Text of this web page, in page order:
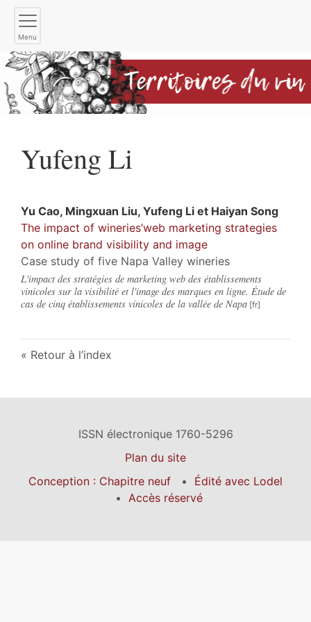
Menu
Yufeng Li
Yu Cao, Mingxuan Liu, Yufeng Li et Haiyan Song
The impact of wineries’web marketing strategies
on online brand visibility and image
Case study of five Napa Valley wineries
L'impact des stratégies de marketing web des établissements
vinicoles sur la visibilité et l'image des marques en ligne. Étude de
cas de cinq établissements vinicoles de la vallée de Napa
Retour à l’index
ISSN électronique 1760-5296
Plan du site
Conception : Chapitre neuf
Édité avec Lodel
Accès réservé